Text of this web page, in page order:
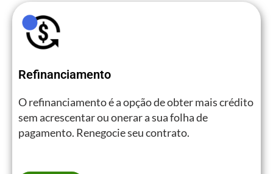
Refinanciamento
O refinanciamento é a opção de obter mais crédito
sem acrescentar ou onerar a sua folha de
pagamento. Renegocie seu contrato.